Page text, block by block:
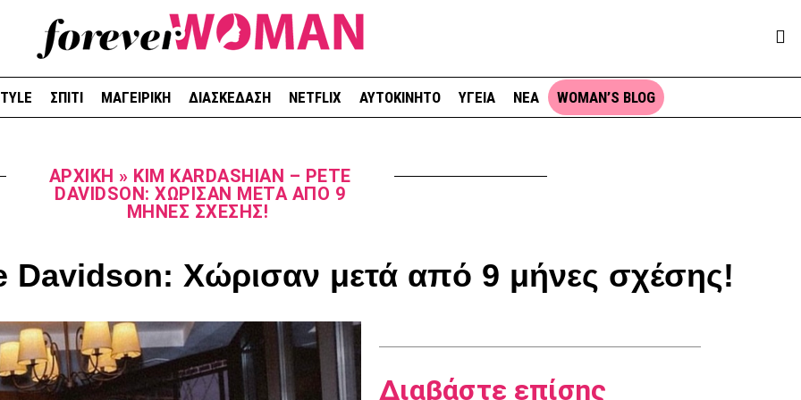
ΣΠΙΤΙ ΜΑΓΕΙΡΙΚΗ ΔΙΑΣΚΕΔΑΣΗ NETFLIX ΑΥΤΟΚΙΝΗΤΟ ΥΓΕΙΑ ΝΕΑ WOMAN’S BLOG
ΑΡΧΙΚΉ » KIM KARDASHIAN – PETE
DAVIDSON: ΧΏΡΙΣΑΝ ΜΕΤΆ ΑΠΌ 9
ΜΉΝΕΣ ΣΧΈΣΗΣ!
Davidson: Χώρισαν μετά από 9 μήνες σχέσης!
Διαβάστε επίσης